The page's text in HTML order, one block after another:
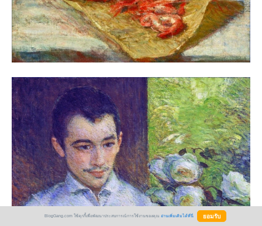
BlogGang.com ใช้คุกกี้เพื่อพัฒนาประสบการณ์การใช้งานของคุณ อ่านเพิ่มเติมได้ที่นี่